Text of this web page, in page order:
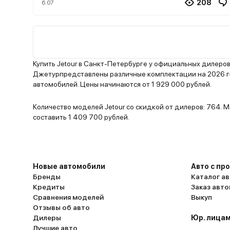
даже с полной загрузкой, хотя на обгонах
нормально. Из минусов пластик в салоне
дубовый, да и мультимедиа тормозит при
подключении телефона. Для семьи с детьми
6.07 208
Купить Jetour в Санкт-Петербурге у официальных
Джетурпредставлены различные комплектации на 2026
автомобилей. Цены начинаются от 1 929 000 рублей.
Количество моделей Jetour со скидкой от дилеров: 764.
составить 1 409 700 рублей.
Новые автомобили
Бренды
Кредиты
Сравнения моделей
Отзывы об авто
Дилеры
Лучшие авто
Авто с
Каталог
Заказ
Выкуп
Юр.